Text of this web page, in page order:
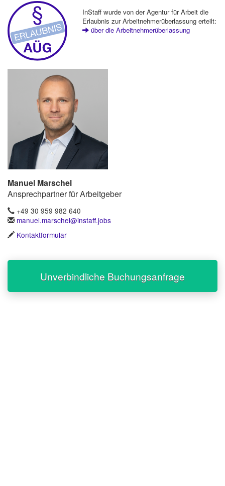
InStaff wurde von der Agentur für Arbeit die
Erlaubnis zur Arbeitnehmerüberlassung erteilt:
über die Arbeitnehmerüberlassung
Manuel Marschel
Ansprechpartner für Arbeitgeber
+49 30 959 982 640
manuel.marschel@instaff.jobs
Kontaktformular
Unverbindliche Buchungsanfrage